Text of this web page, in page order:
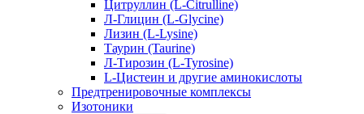
Цитруллин (L-Citrulline)
Л-Глицин (L-Glycine)
Лизин (L-Lysine)
Таурин (Taurine)
Л-Тирозин (L-Tyrosine)
L-Цистеин и другие аминокислоты
Предтренировочные комплексы
Изотоники